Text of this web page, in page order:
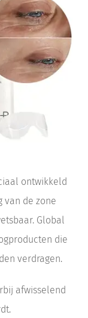
ontwikkeld
van de zone
Global
die
verdragen.
afwisselend